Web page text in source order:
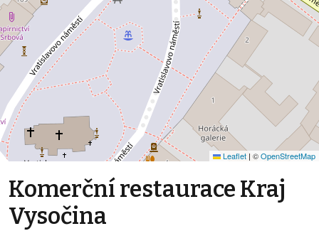
Leaflet | ©OpenStreetMap
Komerční restaurace Kraj
Vysočina